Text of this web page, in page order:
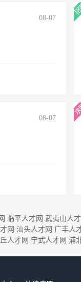
08-07
08-07
临平人才网 武夷山人才
网 汕头人才网 广丰人
人才网 宁武人才网 浦